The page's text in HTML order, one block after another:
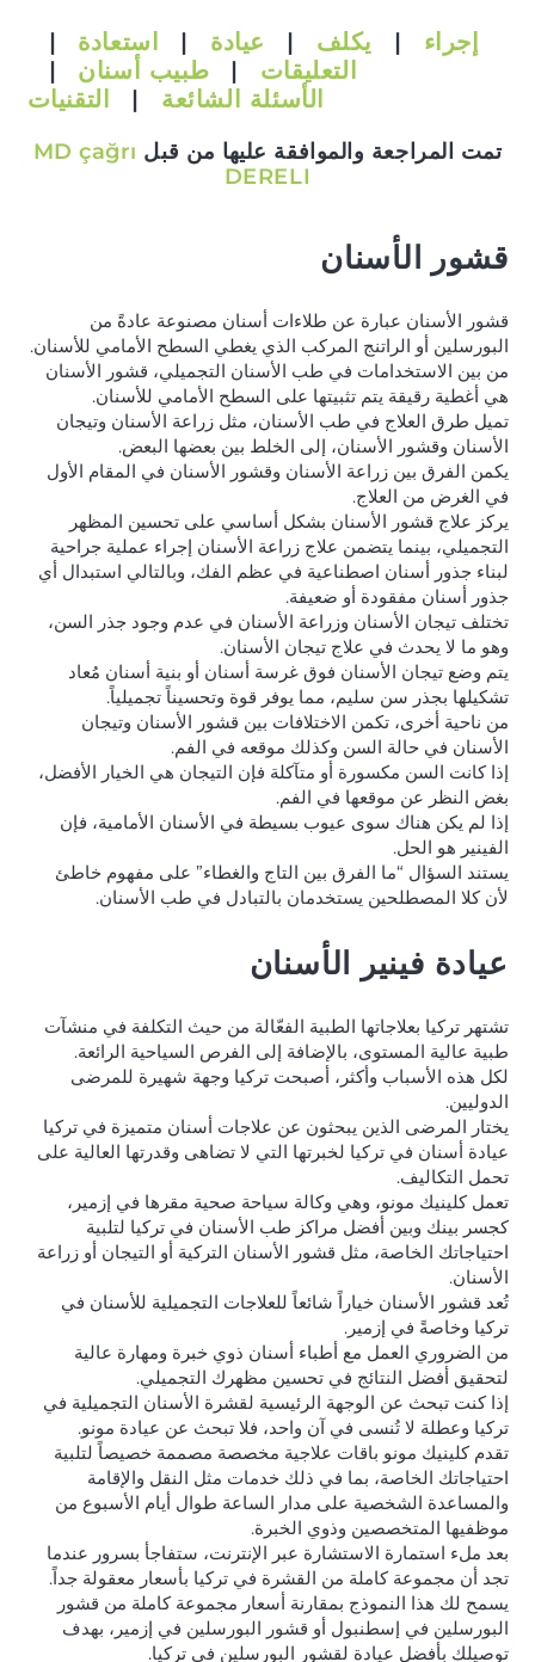
إجراء | يكلف | عيادة | استعادة
|
التعليقات
| طبيب أسنان
|
الأسئلة الشائعة
| التقنيات
تمت المراجعة والموافقة عليها من قبل MD çağrı
DERELI
قشور الأسنان
قشور الأسنان عبارة عن طلاءات أسنان مصنوعة عادةً من
البورسلين أو الراتنج المركب الذي يغطي السطح الأمامي للأسنان.
من بين الاستخدامات في طب الأسنان التجميلي، قشور الأسنان
هي أغطية رقيقة يتم تثبيتها على السطح الأمامي للأسنان.
تميل طرق العلاج في طب الأسنان، مثل زراعة الأسنان وتيجان
الأسنان وقشور الأسنان، إلى الخلط بين بعضها البعض.
يكمن الفرق بين زراعة الأسنان وقشور الأسنان في المقام الأول
في الغرض من العلاج.
يركز علاج قشور الأسنان بشكل أساسي على تحسين المظهر
التجميلي، بينما يتضمن علاج زراعة الأسنان إجراء عملية جراحية
لبناء جذور أسنان اصطناعية في عظم الفك، وبالتالي استبدال أي
جذور أسنان مفقودة أو ضعيفة.
تختلف تيجان الأسنان وزراعة الأسنان في عدم وجود جذر السن،
وهو ما لا يحدث في علاج تيجان الأسنان.
يتم وضع تيجان الأسنان فوق غرسة أسنان أو بنية أسنان مُعاد
تشكيلها بجذر سن سليم، مما يوفر قوة وتحسيناً تجميلياً.
من ناحية أخرى، تكمن الاختلافات بين قشور الأسنان وتيجان
الأسنان في حالة السن وكذلك موقعه في الفم.
إذا كانت السن مكسورة أو متآكلة فإن التيجان هي الخيار الأفضل،
بغض النظر عن موقعها في الفم.
إذا لم يكن هناك سوى عيوب بسيطة في الأسنان الأمامية، فإن
الفينير هو الحل.
يستند السؤال “ما الفرق بين التاج والغطاء” على مفهوم خاطئ
لأن كلا المصطلحين يستخدمان بالتبادل في طب الأسنان.
عيادة فينير الأسنان
تشتهر تركيا بعلاجاتها الطبية الفعّالة من حيث التكلفة في منشآت
طبية عالية المستوى، بالإضافة إلى الفرص السياحية الرائعة.
لكل هذه الأسباب وأكثر، أصبحت تركيا وجهة شهيرة للمرضى
الدوليين.
يختار المرضى الذين يبحثون عن علاجات أسنان متميزة في تركيا
عيادة أسنان في تركيا لخبرتها التي لا تضاهى وقدرتها العالية على
تحمل التكاليف.
تعمل كلينيك مونو، وهي وكالة سياحة صحية مقرها في إزمير،
كجسر بينك وبين أفضل مراكز طب الأسنان في تركيا لتلبية
احتياجاتك الخاصة، مثل قشور الأسنان التركية أو التيجان أو زراعة
الأسنان.
تُعد قشور الأسنان خياراً شائعاً للعلاجات التجميلية للأسنان في
تركيا وخاصةً في إزمير.
من الضروري العمل مع أطباء أسنان ذوي خبرة ومهارة عالية
لتحقيق أفضل النتائج في تحسين مظهرك التجميلي.
إذا كنت تبحث عن الوجهة الرئيسية لقشرة الأسنان التجميلية في
تركيا وعطلة لا تُنسى في آن واحد، فلا تبحث عن عيادة مونو.
تقدم كلينيك مونو باقات علاجية مخصصة مصممة خصيصاً لتلبية
احتياجاتك الخاصة، بما في ذلك خدمات مثل النقل والإقامة
والمساعدة الشخصية على مدار الساعة طوال أيام الأسبوع من
موظفيها المتخصصين وذوي الخبرة.
بعد ملء استمارة الاستشارة عبر الإنترنت، ستفاجأ بسرور عندما
تجد أن مجموعة كاملة من القشرة في تركيا بأسعار معقولة جداً.
يسمح لك هذا النموذج بمقارنة أسعار مجموعة كاملة من قشور
البورسلين في إسطنبول أو قشور البورسلين في إزمير، بهدف
توصيلك بأفضل عيادة لقشور البورسلين في تركيا.